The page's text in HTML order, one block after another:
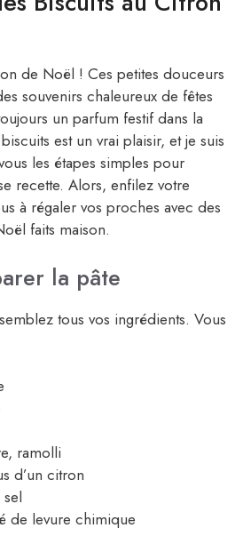
de Noël ! Ces petites douceurs
souvenirs chaleureux de fêtes
un parfum festif dans la
est un vrai plaisir, et je suis
les étapes simples pour
recette. Alors, enfilez votre
à régaler vos proches avec des
faits maison.
la pâte
tous vos ingrédients. Vous
ramolli
d’un citron
de levure chimique